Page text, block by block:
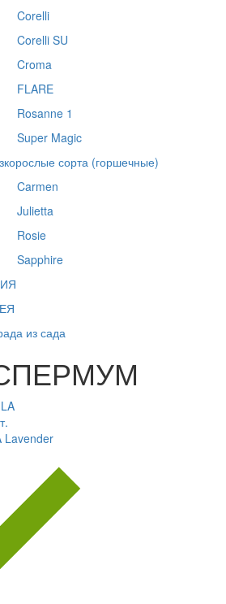
Corelli
Corelli SU
Croma
FLARE
Rosanne 1
Super Magic
сорта (горшечные)
Carmen
Julietta
Rosie
Sapphire
из сада
Lavender